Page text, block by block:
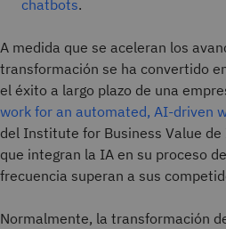
chatbots.
A medida que se aceleran los
transformación se ha convertido
el éxito a largo plazo de una
work for an automated, AI-driven
del Institute for Business Value de
que integran la IA en su proceso
frecuencia superan a sus
Normalmente, la transformación